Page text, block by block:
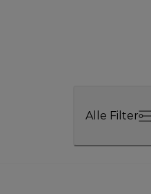
Alle Filter